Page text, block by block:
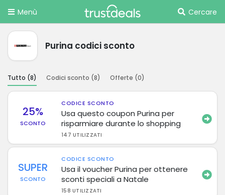
Menù Cercare
Purina codici sconto
Tutto (8) Codici sconto (8) Offerte (0)
25%
SCONTO
CODICE SCONTO
Usa questo coupon Purina per
risparmiare durante lo shopping
147 UTILIZZATI
SUPER
SCONTO
CODICE SCONTO
Usa il voucher Purina per ottenere
sconti speciali a Natale
158 UTILIZZATI